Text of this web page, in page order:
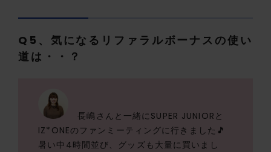
Q5、気になるリファラルボーナスの使い
道は・・？
長嶋さんと一緒にSUPER JUNIORと
IZ*ONEのファンミーティングに行きました🎵
暑い中4時間並び、グッズも大量に買いまし